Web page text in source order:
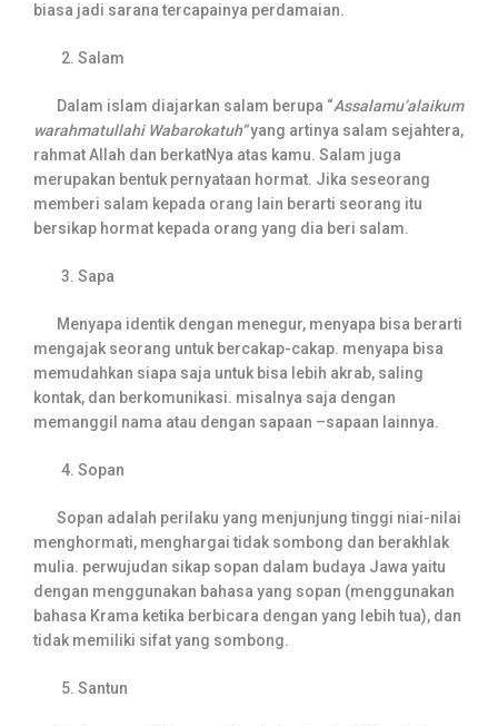
biasa jadi sarana tercapainya perdamaian.
Salam
Dalam islam diajarkan salam berupa “Assalamu’alaikum
warahmatullahi Wabarokatuh”yang artinya salam sejahtera,
rahmat Allah dan berkatNya atas kamu. Salam juga
merupakan bentuk pernyataan hormat. Jika seseorang
memberi salam kepada orang lain berarti seorang itu
bersikap hormat kepada orang yang dia beri salam.
Sapa
Menyapa identik dengan menegur, menyapa bisa berarti
mengajak seorang untuk bercakap-cakap. menyapa bisa
memudahkan siapa saja untuk bisa lebih akrab, saling
kontak, dan berkomunikasi. misalnya saja dengan
memanggil nama atau dengan sapaan –sapaan lainnya.
Sopan
Sopan adalah perilaku yang menjunjung tinggi niai-nilai
menghormati, menghargai tidak sombong dan berakhlak
mulia. perwujudan sikap sopan dalam budaya Jawa yaitu
dengan menggunakan bahasa yang sopan (menggunakan
bahasa Krama ketika berbicara dengan yang lebih tua), dan
tidak memiliki sifat yang sombong.
Santun